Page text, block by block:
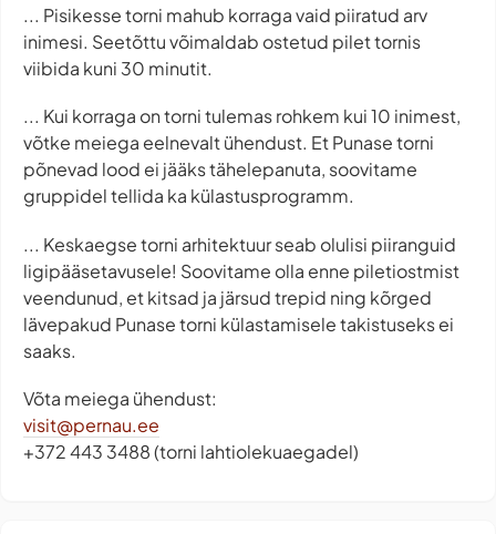
... Pisikesse torni mahub korraga vaid piiratud arv
inimesi. Seetõttu võimaldab ostetud pilet tornis
viibida kuni 30 minutit.
... Kui korraga on torni tulemas rohkem kui 10 inimest,
võtke meiega eelnevalt ühendust. Et Punase torni
põnevad lood ei jääks tähelepanuta, soovitame
gruppidel tellida ka külastusprogramm.
... Keskaegse torni arhitektuur seab olulisi piiranguid
ligipääsetavusele! Soovitame olla enne piletiostmist
veendunud, et kitsad ja järsud trepid ning kõrged
lävepakud Punase torni külastamisele takistuseks ei
saaks.
Võta meiega ühendust:
visit@pernau.ee
+372 443 3488 (torni lahtiolekuaegadel)